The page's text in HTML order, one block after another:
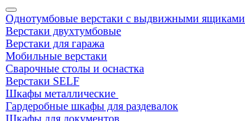
Однотумбовые верстаки с выдвижными ящиками
Верстаки двухтумбовые
Верстаки для гаража
Мобильные верстаки
Сварочные столы и оснастка
Верстаки SELF
Шкафы металлические
Гардеробные шкафы для раздевалок
Шкафы для документов